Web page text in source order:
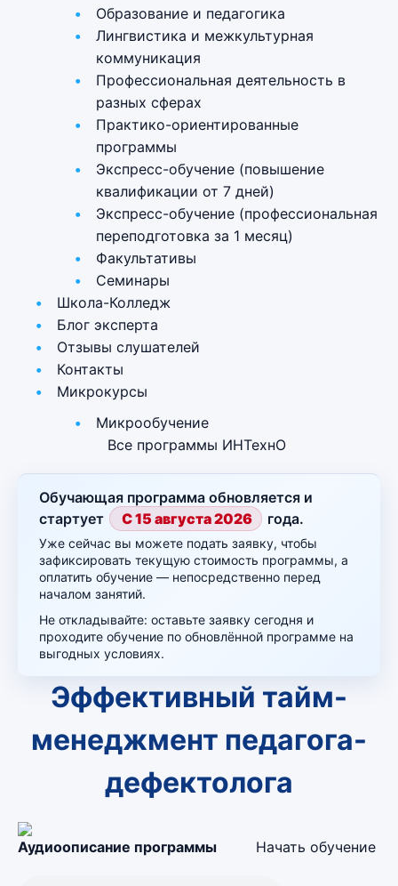
Образование и педагогика
Лингвистика и межкультурная
коммуникация
Профессиональная деятельность в
разных сферах
Практико-ориентированные
программы
Экспресс-обучение (повышение
квалификации от 7 дней)
Экспресс-обучение (профессиональная
переподготовка за 1 месяц)
Факультативы
Семинары
Школа-Колледж
Блог эксперта
Отзывы слушателей
Контакты
Микрокурсы
Микрообучение
Все программы ИНТехнО
Обучающая программа обновляется и
стартует
С 15 августа 2026 года.
Уже сейчас вы можете подать заявку, чтобы
зафиксировать текущую стоимость программы, а
оплатить обучение — непосредственно перед
началом занятий.
Не откладывайте: оставьте заявку сегодня и
проходите обучение по обновлённой программе на
выгодных условиях.
Эффективный тайм-
менеджмент педагога-
дефектолога
Начать обучение
Аудиоописание программы